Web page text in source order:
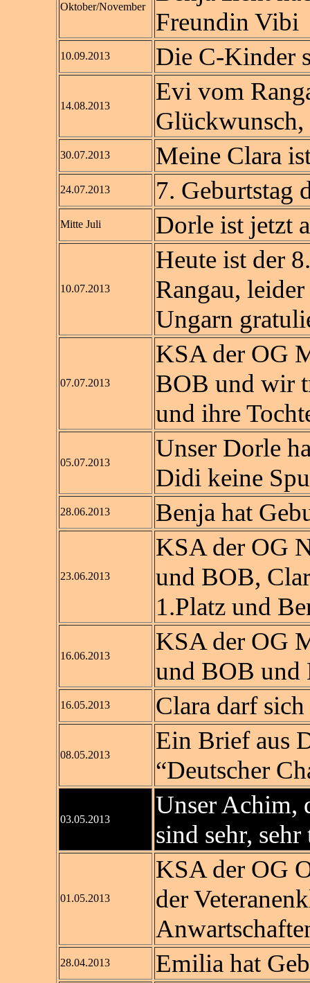
Oktober/November
Freundin Vibi
10.09.2013 Die C-Kinder
14.08.2013
Evi vom
30.07.2013 Meine Clara
24.07.2013 7. Geburtstag
Mitte Juli Dorle ist jetzt
10.07.2013
Heute ist der
Rangau,
Ungarn
07.07.2013
KSA der OG
BOB und wir
und ihre
05.07.2013
Unser Dorle
Didi keine
28.06.2013 Benja hat
23.06.2013
KSA der OG
und BOB,
1.Platz und
16.06.2013
KSA der OG
und BOB und
16.05.2013 Clara darf
08.05.2013
Ein Brief aus
“Deutscher
03.05.2013
Unser Achim,
sind sehr,
01.05.2013
KSA der OG
der
28.04.2013 Emilia hat